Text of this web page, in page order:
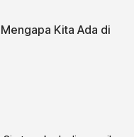
Kita Ada di